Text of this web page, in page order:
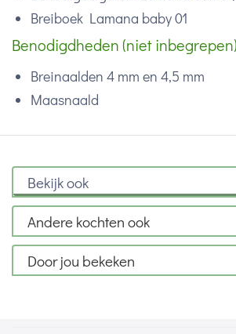
Breiboek Lamana baby 01
Benodigdheden (niet
Breinaalden 4 mm en 4,5 mm
Maasnaald
Bekijk ook
Andere kochten ook
Door jou bekeken